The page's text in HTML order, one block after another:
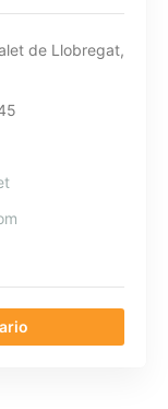
de Llobregat,